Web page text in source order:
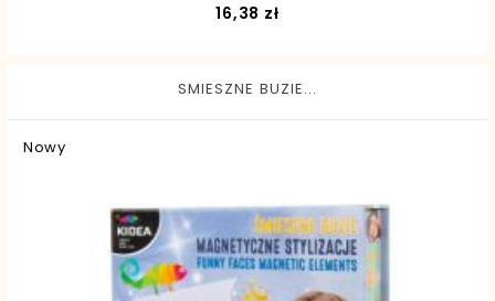
16,38 zł
SMIESZNE BUZIE...
Nowy